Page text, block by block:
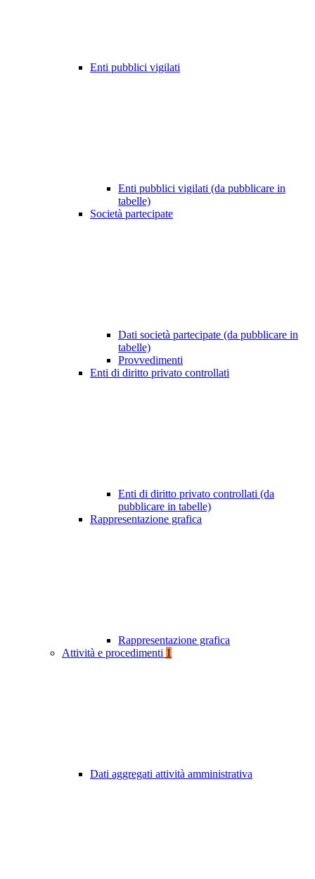
Enti pubblici vigilati
Enti pubblici vigilati (da pubblicare in
tabelle)
Società partecipate
Dati società partecipate (da pubblicare in
tabelle)
Provvedimenti
Enti di diritto privato controllati
Enti di diritto privato controllati (da
pubblicare in tabelle)
Rappresentazione grafica
Rappresentazione grafica
Attività e procedimenti 1
Dati aggregati attività amministrativa